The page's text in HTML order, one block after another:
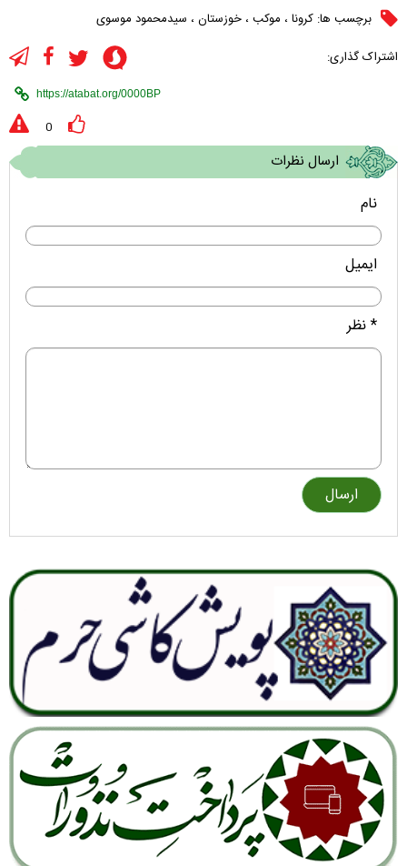
برچسب ها: کرونا ، موکب ، خوزستان ، سیدمحمود موسوی
اشتراک گذاری:
0
ارسال نظرات
نام
ایمیل
* نظر